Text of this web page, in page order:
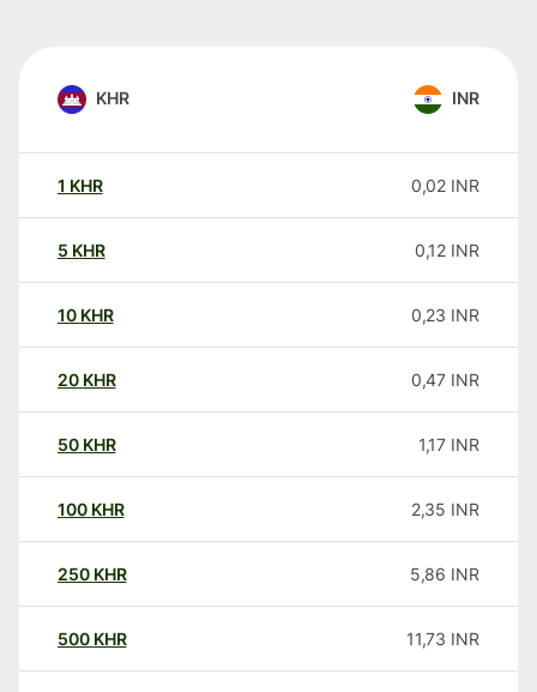
KHR INR
1 KHR 0,02 INR
5 KHR 0,12 INR
10 KHR 0,23 INR
20 KHR 0,47 INR
50 KHR 1,17 INR
100 KHR 2,35 INR
250 KHR 5,86 INR
500 KHR 11,73 INR